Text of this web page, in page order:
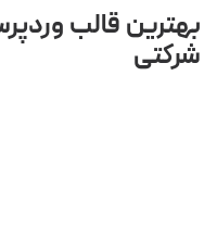
بهترین قالب
شرکتی